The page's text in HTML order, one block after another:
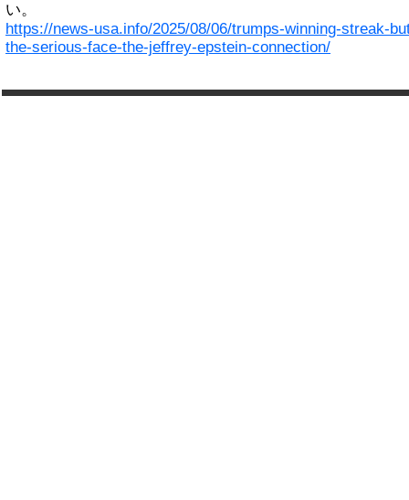
い。
https://news-usa.info/2025/08/06/trumps-winning-streak-
the-serious-face-the-jeffrey-epstein-connection/